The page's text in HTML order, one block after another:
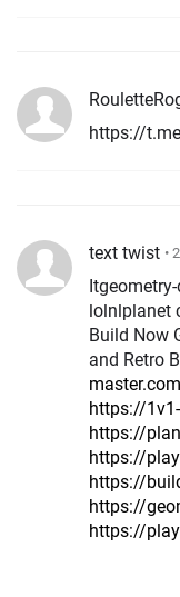
https://
text twist •
lolnlplanet
Build Now
and Retro
https://
https://
https://
https://
https://
https://